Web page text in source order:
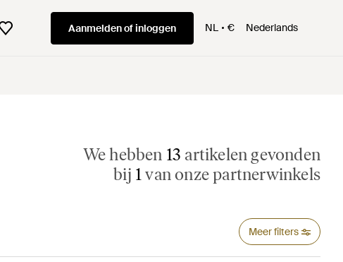
Aanmelden of inloggen NL € Nederlands
We hebben 13 artikelen gevonden
bij 1van onze partnerwinkels
Meer filters